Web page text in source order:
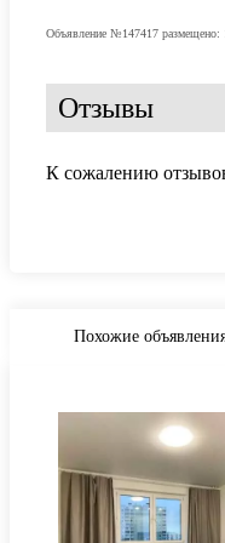
Объявление №147417 размещено:
Отзывы
К сожалению
Похожие